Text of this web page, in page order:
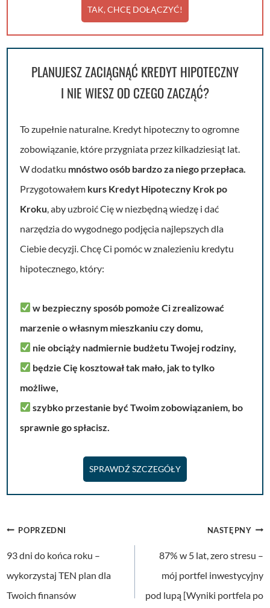
TAK, CHCĘ DOŁĄCZYĆ!
PLANUJESZ ZACIĄGNĄĆ KREDYT HIPOTECZNY
I NIE WIESZ OD CZEGO ZACZĄĆ?
To zupełnie naturalne. Kredyt hipoteczny to ogromne
zobowiązanie, które przygniata przez kilkadziesiąt lat.
W dodatku mnóstwo osób bardzo za niego przepłaca.
Przygotowałem kurs Kredyt Hipoteczny Krok po
Kroku , aby uzbroić Cię w niezbędną wiedzę i dać
narzędzia do wygodnego podjęcia najlepszych dla
Ciebie decyzji. Chcę Ci pomóc w znalezieniu kredytu
hipotecznego, który:
w bezpieczny sposób pomoże Ci zrealizować
marzenie o własnym mieszkaniu czy domu,
nie obciąży nadmiernie budżetu Twojej rodziny,
będzie Cię kosztował tak mało, jak to tylko
możliwe,
szybko przestanie być Twoim zobowiązaniem, bo
sprawnie go spłacisz.
SPRAWDŹ SZCZEGÓŁY
Nawigacja
wpisu
POPRZEDNI
93 dni do końca roku –
wykorzystaj TEN plan dla
Twoich finansów
NASTĘPNY
87% w 5 lat, zero stresu –
mój portfel inwestycyjny
pod lupą [Wyniki portfela po